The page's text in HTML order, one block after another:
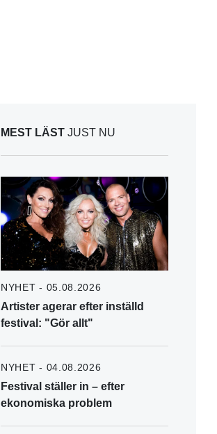
MEST LÄST JUST NU
NYHET - 05.08.2026
Artister agerar efter inställd
festival: "Gör allt"
NYHET - 04.08.2026
Festival ställer in – efter
ekonomiska problem